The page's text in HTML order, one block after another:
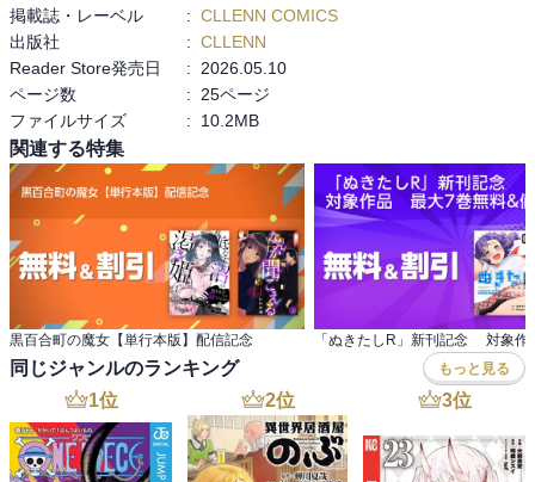
掲載誌・レーベル
: CLLENN COMICS
出版社
: CLLENN
Reader Store発売日
:
2026.05.10
ページ数
:
25ページ
ファイルサイズ
: 10.2MB
関連する特集
黒百合町の魔女【単行本版】配信記念
同じジャンルのランキング もっと見る
1位 2位 3位